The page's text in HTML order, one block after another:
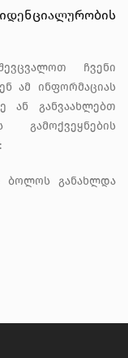
ჩვენი
ამ ინფორმაციას
ან განვაახლებთ
გამოქვეყნების
ბოლოს განახლდა